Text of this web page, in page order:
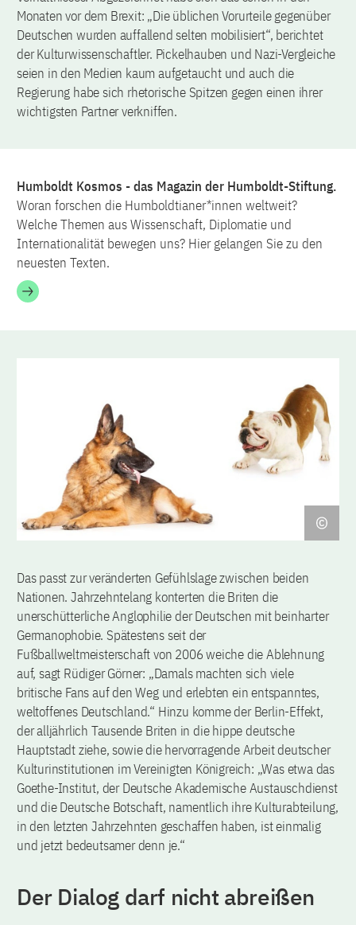
Monaten vor dem Brexit: „Die üblichen Vorurteile gegenüber
Deutschen wurden auffallend selten mobilisiert“, berichtet
der Kulturwissenschaftler. Pickelhauben und Nazi-Vergleiche
seien in den Medien kaum aufgetaucht und auch die
Regierung habe sich rhetorische Spitzen gegen einen ihrer
wichtigsten Partner verkniffen.
Humboldt Kosmos - das Magazin der Humboldt-Stiftung.
Woran forschen die Humboldtianer*innen weltweit?
Welche Themen aus Wissenschaft, Diplomatie und
Internationalität bewegen uns? Hier gelangen Sie zu den
neuesten Texten.
Das passt zur veränderten Gefühlslage zwischen beiden
Nationen. Jahrzehntelang konterten die Briten die
unerschütterliche Anglophilie der Deutschen mit beinharter
Germanophobie. Spätestens seit der
Fußballweltmeisterschaft von 2006 weiche die Ablehnung
auf, sagt Rüdiger Görner: „Damals machten sich viele
britische Fans auf den Weg und erlebten ein entspanntes,
weltoffenes Deutschland.“ Hinzu komme der Berlin-Effekt,
der alljährlich Tausende Briten in die hippe deutsche
Hauptstadt ziehe, sowie die hervorragende Arbeit deutscher
Kulturinstitutionen im Vereinigten Königreich: „Was etwa das
Goethe-Institut, der Deutsche Akademische Austauschdienst
und die Deutsche Botschaft, namentlich ihre Kulturabteilung,
in den letzten Jahrzehnten geschaffen haben, ist einmalig
und jetzt bedeutsamer denn je.“
Der Dialog darf nicht abreißen